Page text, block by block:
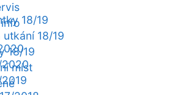
18/19
18/19
18/19
míst